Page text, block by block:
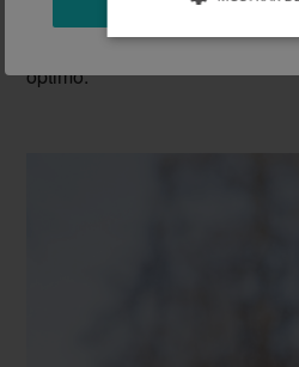
Fachadas Siempre Limpias
óptimo.